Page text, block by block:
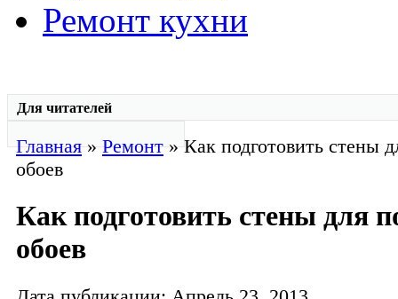
Ремонт кухни
Для читателей
Главная»Ремонт» Как подготовить стены
обоев
Как подготовить стены для
обоев